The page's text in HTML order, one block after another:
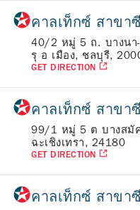
คาลเท็กซ์ สาขา
40/2 หมู่ 5 ถ. บางนา
รุ อ เมือง, ชลบุรี,
GET DIRECTION
คาลเท็กซ์ สาขา
99/1 หมู่ 5 ต บางสมั
ฉะเชิงเทรา, 24180
GET DIRECTION
คาลเท็กซ์ สาขา